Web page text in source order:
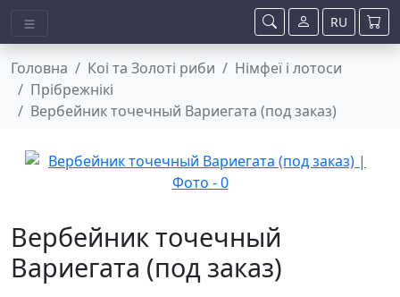
Головна Коі та Золоті риби
Німфеї і лотоси
Прібрежнікі
Вербейник точечный Вариегата (под заказ)
Вербейник точечный
Вариегата (под заказ)
RU